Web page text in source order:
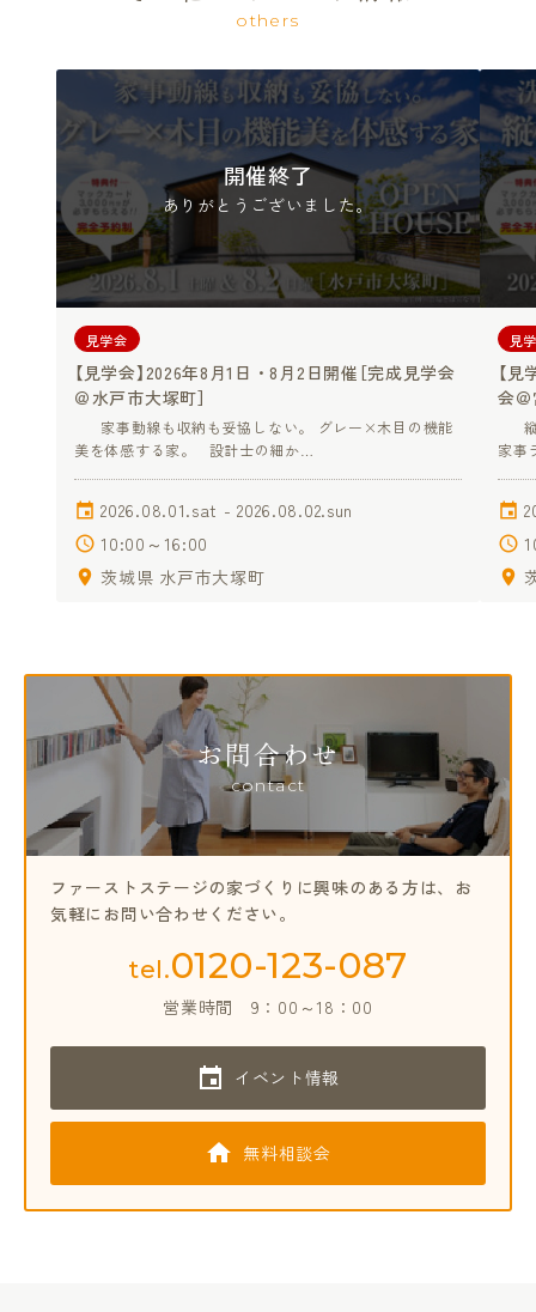
others
開催終了
ありがとうございました。
見学会
【見学会】2026年8月1日・8月2日開催［完成見学会
＠水戸市大塚町］
家事動線も収納も妥協しない。 グレー×木目の機能
美を体感する家。 設計士の細か…
2026.08.01.sat - 2026.08.02.sun
10:00～16:00
茨城県 水戸市大塚町
見
【
会＠
縦
家事
お問合わせ
contact
ファーストステージの家づくりに興味のある方は、 お
気軽にお問い合わせください。
tel.0120-123-087
営業時間 9：00～18：00
イベント情報
無料相談会